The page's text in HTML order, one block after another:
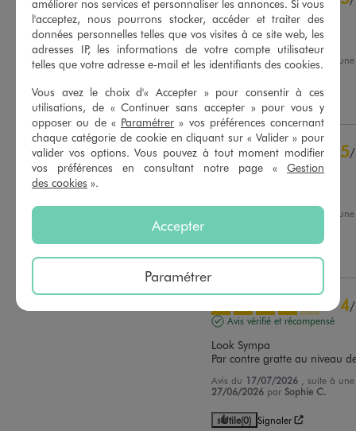
contrôle
Voir tous les avis sur ce site
5étoiles
29
4étoiles
5
3étoiles
0
2étoiles
1étoile 0
Trier les avis
Avis vérifié et récompensé
Canon!
Avis du 27/07/2026
, suite à
14/07/2026 parJ.M.
Utile (0) Signaler
5/
Avis vérifié et récompensé
, suite à
4/
Avis vérifié et récompensé
Look Sympa
Par contre gratte au niveau
Avis du 17/07/2026
, suite à
27/06/2026 par Sophie C.
Utile(0) Signaler
améliorer nos services et personnaliser les annonces. Si vous
l'acceptez, nous pourrons stocker, accéder et traiter des
données personnelles telles que vos visites à ce site web, les
adresses IP, les informations de votre compte utilisateur
telles que votre adresse e-mail et les identifiants des cookies.
Vous avez le choix d'« Accepter » pour consentir à ces
utilisations, de « Continuer sans accepter » pour vous y
opposer ou de « Paramétrer » vos préférences concernant
chaque catégorie de cookie en cliquant sur « Valider » pour
valider vos options. Vous pouvez à tout moment modifier
vos préférences en consultant notre page « Gestion
des cookies ».
Accepter
Paramétrer